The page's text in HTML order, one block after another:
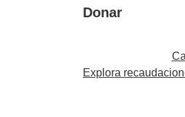
Donar
Explora